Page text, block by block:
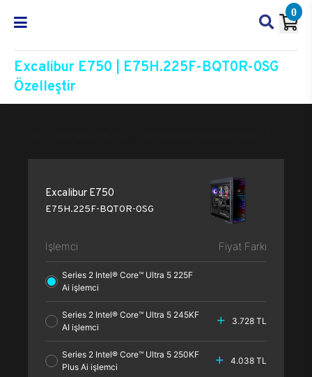
0
Excalibur E750 | E75H.225F-BQT0R-0SG
Özelleştir
Excalibur E750
E75H.225F-BQT0R-0SG
İşlemci Fiyat Farkı
Series 2 Intel® Core™ Ultra 5 225F
Ai işlemci
Series 2 Intel® Core™ Ultra 5 245KF
AI işlemci
3.728 TL
Series 2 Intel® Core™ Ultra 5 250KF
Plus Ai işlemci
4.038 TL